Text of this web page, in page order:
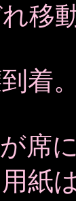
移動
着。
席
紙